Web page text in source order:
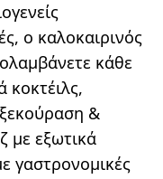
ο καλοκαιρινός
κάθε
κοκτέιλς,
&
με εξωτικά
γαστρονομικές